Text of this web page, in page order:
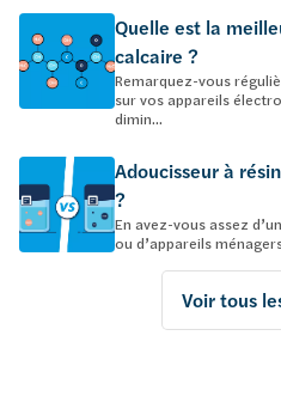
Quelle est la
calcaire ?
Remarquez-vous
sur vos appareils
dimin...
Adoucisseur à
?
En avez-vous assez
ou d’appareils
Voir tous